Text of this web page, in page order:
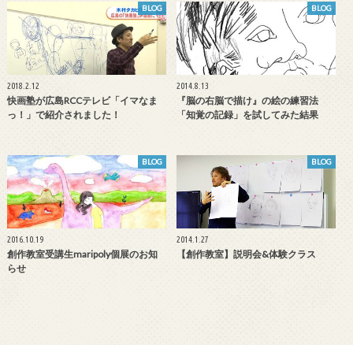
BLOG
2018.2.12
快画塾が広島RCCテレビ「イマなま
っ！」で紹介されました！
BLOG
2014.8.13
『脳の右脳で描け』の絵の練習法
「知覚の記録」を試してみた結果
BLOG
2016.10.19
創作教室受講生maripoly個展のお知
らせ
BLOG
2014.1.27
【創作教室】説明会&体験クラス